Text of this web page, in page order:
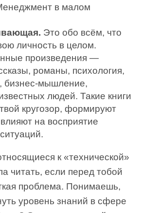
в малом
Это обо всём, что
личность в целом.
произведения —
романы, психология,
бизнес-мышление,
людей. Такие книги
кругозор, формируют
на восприятие
к «технической»
читать, если перед тобой
проблема. Понимаешь,
уровень знаний в сфере